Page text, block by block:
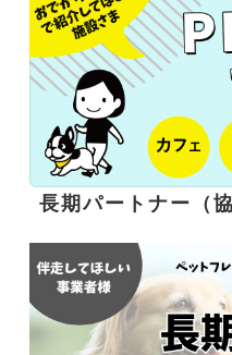
長期パートナー（協